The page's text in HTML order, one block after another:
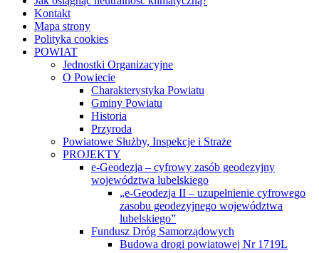
Kontakt
Mapa strony
Polityka cookies
POWIAT
Jednostki Organizacyjne
O Powiecie
Charakterystyka Powiatu
Gminy Powiatu
Historia
Przyroda
Powiatowe Służby, Inspekcje i Straże
PROJEKTY
e-Geodezja – cyfrowy zasób geodezyjny
województwa lubelskiego
„e-Geodezja II – uzupełnienie cyfrowego
zasobu geodezyjnego województwa
lubelskiego”
Fundusz Dróg Samorządowych
Budowa drogi powiatowej Nr 1719L